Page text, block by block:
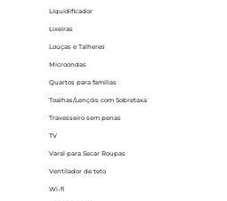
Liquidificador
Lixeiras
Louças e Talheres
Microondas
Quartos para famílias
Toalhas/Lençóis com Sobretaxa
Travesseiro sem penas
TV
Varal para Secar Roupas
Ventilador de teto
Wi-fi